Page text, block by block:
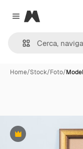
Close menu
Magnific
Home/Stock/Foto/
Premium